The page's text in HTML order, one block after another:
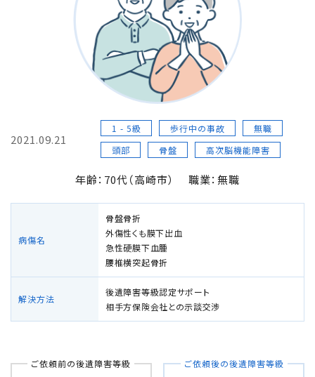
損害賠償の３基準
交通事故の賠償金額（慰謝料）の解説
後遺障害の逸失利益
主婦の休業損害
交通事故が労災になったときの対応方法
バイクの交通事故
2021.09.21
1 - 5級 歩行中の事故
無職
頭部
骨盤 高次脳機能障害
年齢：70代（高崎市） 職業：無職
病傷名
骨盤骨折
外傷性くも膜下出血
急性硬膜下血腫
腰椎横突起骨折
解決方法
後遺障害等級認定サポート
相手方保険会社との示談交渉
ご依頼前の後遺障害等級 ご依頼後の後遺障害等級